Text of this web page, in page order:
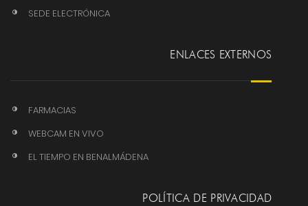
SEDE ELECTRÓNICA
ENLACES EXTERNOS
FARMACIAS
WEBCAM EN VIVO
EL TIEMPO EN BENALMÁDENA
POLÍTICA DE PRIVACIDAD